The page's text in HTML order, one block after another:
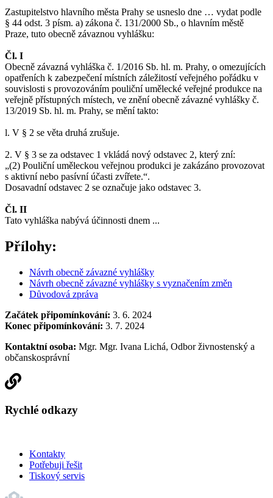
Zastupitelstvo hlavního města Prahy se usneslo dne … vydat podle
§ 44 odst. 3 písm. a) zákona č. 131/2000 Sb., o hlavním městě
Praze, tuto obecně závaznou vyhlášku:
Čl. I
Obecně závazná vyhláška č. 1/2016 Sb. hl. m. Prahy, o omezujících
opatřeních k zabezpečení místních záležitostí veřejného pořádku v
souvislosti s provozováním pouliční umělecké veřejné produkce na
veřejně přístupných místech, ve znění obecně závazné vyhlášky č.
13/2019 Sb. hl. m. Prahy, se mění takto:
l. V § 2 se věta druhá zrušuje.
2. V § 3 se za odstavec 1 vkládá nový odstavec 2, který zní:
„(2) Pouliční uměleckou veřejnou produkci je zakázáno provozovat
s aktivní nebo pasívní účasti zvířete.“.
Dosavadní odstavec 2 se označuje jako odstavec 3.
Čl. II
Tato vyhláška nabývá účinnosti dnem ...
Přílohy:
Návrh obecně závazné vyhlášky
Návrh obecně závazné vyhlášky s vyznačením změn
Důvodová zpráva
Začátek připomínkování: 3. 6. 2024
Konec připomínkování: 3. 7. 2024
Kontaktní osoba: Mgr. Mgr. Ivana Lichá, Odbor živnostenský a
občanskosprávní
Rychlé odkazy
Kontakty
Potřebuji řešit
Tiskový servis